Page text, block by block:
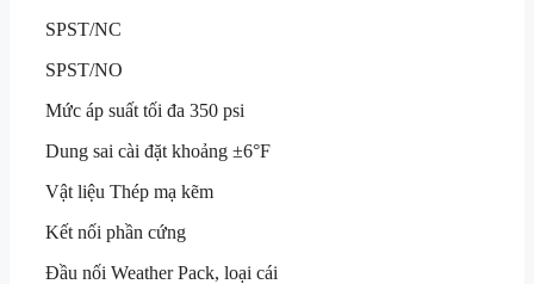
SPST/NC
SPST/NO
Mức áp suất tối đa 350 psi
Dung sai cài đặt khoảng ±6°F
Vật liệu Thép mạ kẽm
Kết nối phần cứng
Đầu nối Weather Pack, loại cái